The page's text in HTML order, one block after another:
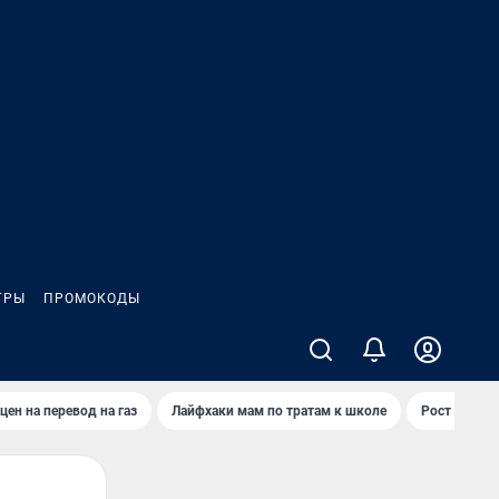
ПРОМОКОДЫ
на перевод на газ Лайфхаки мам по тратам к школе Рост цен на